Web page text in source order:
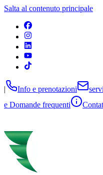
Salta al contenuto principale
| Info e prenotazioni
e Domande frequenti